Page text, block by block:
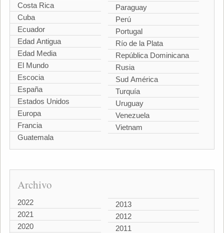
Costa Rica
Cuba
Ecuador
Edad Antigua
Edad Media
El Mundo
Escocia
España
Estados Unidos
Europa
Francia
Guatemala
Paraguay
Perú
Portugal
Río de la Plata
República Dominicana
Rusia
Sud América
Turquía
Uruguay
Venezuela
Vietnam
Archivo
2022
2021
2020
2013
2012
2011